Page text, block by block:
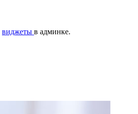
виджеты в админке.